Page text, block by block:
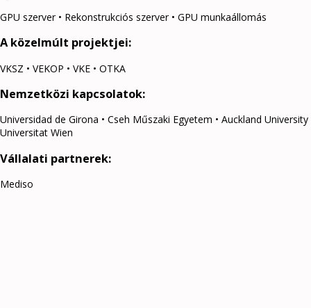
GPU szerver • Rekonstrukciós szerver • GPU munkaállomás
A közelmúlt projektjei:
VKSZ • VEKOP • VKE • OTKA
Nemzetközi kapcsolatok:
Universidad de Girona • Cseh Műszaki Egyetem • Auckland
Universitat Wien
Vállalati partnerek:
Mediso